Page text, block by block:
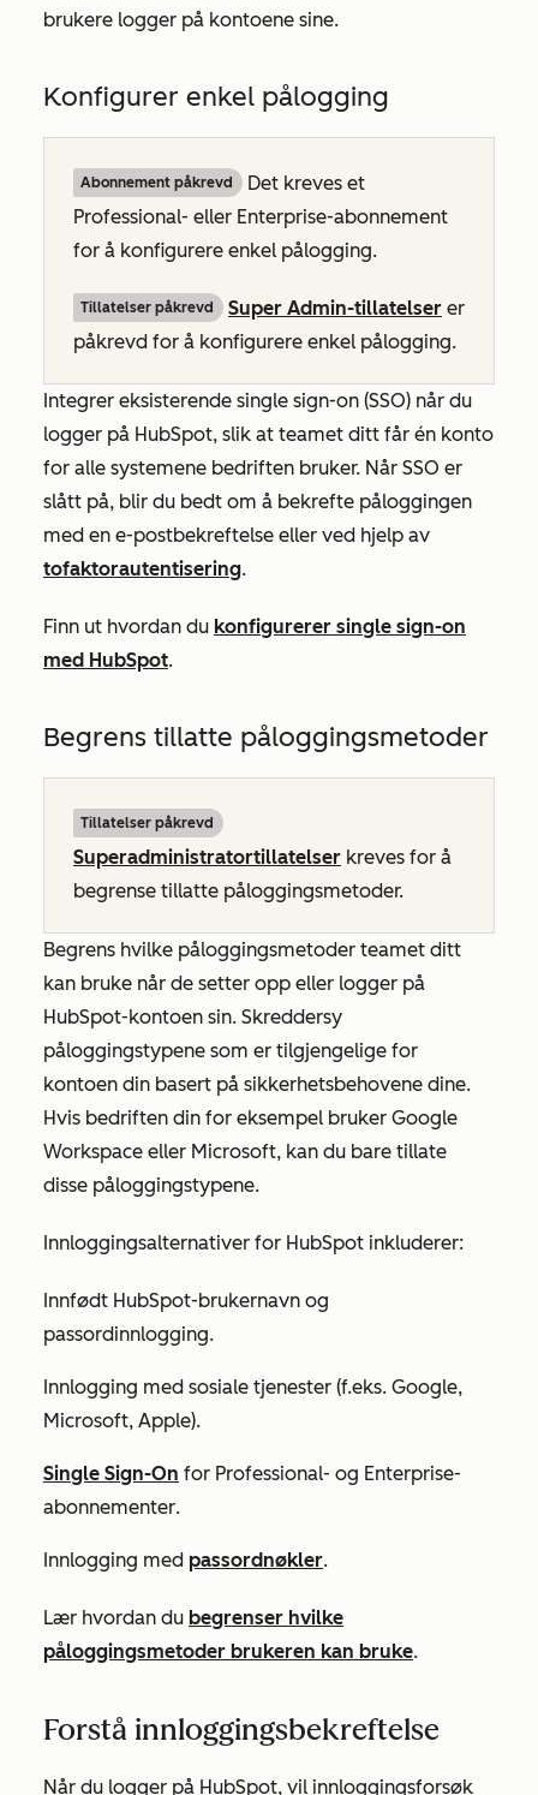
brukere logger på kontoene sine.
Konfigurer enkel pålogging
Abonnement påkrevd
Det kreves et
Professional- eller Enterprise-abonnement
for å konfigurere enkel pålogging.
Tillatelser påkrevd Super Admin-tillatelser er
påkrevd for å konfigurere enkel pålogging.
Integrer eksisterende single sign-on (SSO) når du
logger på HubSpot, slik at teamet ditt får én konto
for alle systemene bedriften bruker. Når SSO er
slått på, blir du bedt om å bekrefte påloggingen
med en e-postbekreftelse eller ved hjelp av
tofaktorautentisering.
Finn ut hvordan du konfigurerer single sign-on
med HubSpot.
Begrens tillatte påloggingsmetoder
Tillatelser påkrevd
Superadministratortillatelser kreves for å
begrense tillatte påloggingsmetoder.
Begrens hvilke påloggingsmetoder teamet ditt
kan bruke når de setter opp eller logger på
HubSpot-kontoen sin. Skreddersy
påloggingstypene som er tilgjengelige for
kontoen din basert på sikkerhetsbehovene dine.
Hvis bedriften din for eksempel bruker Google
Workspace eller Microsoft, kan du bare tillate
disse påloggingstypene.
Innloggingsalternativer for HubSpot inkluderer:
Innfødt HubSpot-brukernavn og
passordinnlogging.
Innlogging med sosiale tjenester (f.eks. Google,
Microsoft, Apple).
Single Sign-On for Professional- og Enterprise-
abonnementer.
Innlogging med passordnøkler.
Lær hvordan du begrenser hvilke
påloggingsmetoder brukeren kan bruke.
Forstå innloggingsbekreftelse
Når du logger på HubSpot, vil innloggingsforsøk